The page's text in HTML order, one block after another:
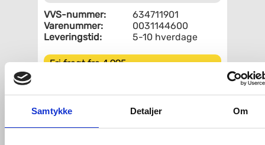
Samtykke Detaljer Om
VVS-nummer:
634711901
Varenummer:
0031144600
Leveringstid:
5-10 hverdage
Fri fragt fra 4.995,-
Duravit DuraSquare 60 stativ til håndvask - Væghængt -
Løft din Duravit håndvask til nye højder med en metalkonsol til
moderne og anderledes partner til din håndvask, som giver et